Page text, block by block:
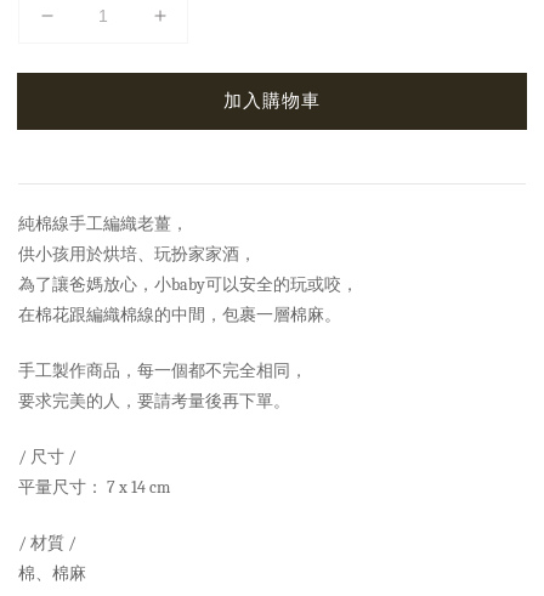
加入購物車
純棉線手工編織老薑，
供小孩用於烘培、玩扮家家酒，
為了讓爸媽放心，小baby可以安全的玩或咬，
在棉花跟編織棉線的中間，包裹一層棉麻。
手工製作商品，每一個都不完全相同，
要求完美的人，要請考量後再下單。
/ 尺寸 /
平量尺寸： 7 x 14 cm
/ 材質 /
棉、棉麻